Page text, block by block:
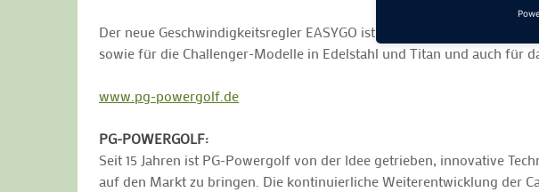
Der neue Geschwindigkeitsregler EASYGO ist ab sofort verfügbar für
sowie für die Challenger-Modelle in Edelstahl und Titan und auch für
www.pg-powergolf.de
PG-POWERGOLF:
Seit 15 Jahren ist PG-Powergolf von der Idee getrieben, innovative
auf den Markt zu bringen. Die kontinuierliche Weiterentwicklung der